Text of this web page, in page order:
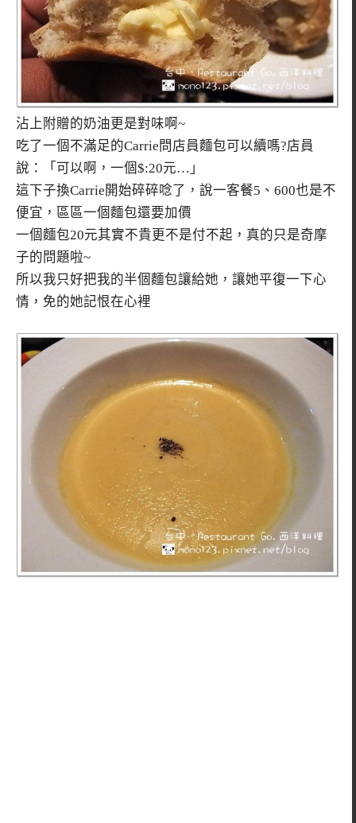
沾上附贈的奶油更是對味啊~
吃了一個不滿足的Carrie問店員麵包可以續嗎?店員
說：「可以啊，一個$:20元…」
這下子換Carrie開始碎碎唸了，說一客餐5、600也是不
便宜，區區一個麵包還要加價
一個麵包20元其實不貴更不是付不起，真的只是奇摩
子的問題啦~
所以我只好把我的半個麵包讓給她，讓她平復一下心
情，免的她記恨在心裡